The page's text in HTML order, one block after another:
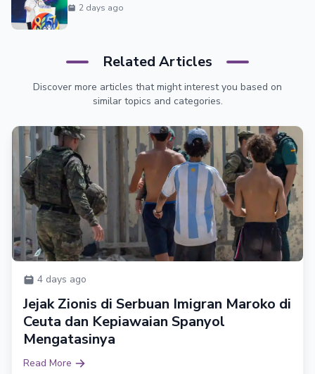
2 days ago
Related Articles
Discover more articles that might interest you based on
similar topics and categories.
4 days ago
Jejak Zionis di Serbuan Imigran Maroko di
Ceuta dan Kepiawaian Spanyol
Mengatasinya
Read More